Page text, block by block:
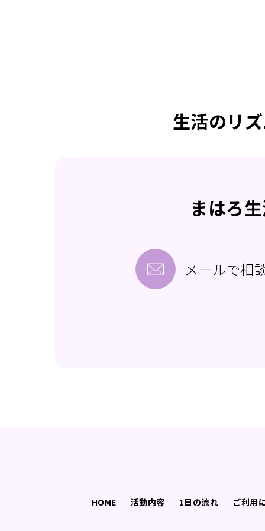
生活のリ
まはろ
メールで相
HOME 活動内容 1日の流れ ご利用